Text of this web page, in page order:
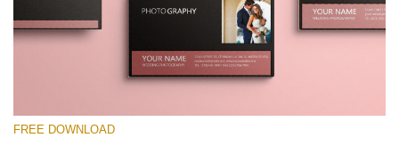
免费下载
FREE DOWNLOAD